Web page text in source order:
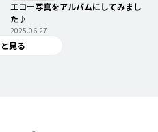
エコー写真をアルバムにしてみまし
た♪
2025.06.27
見る